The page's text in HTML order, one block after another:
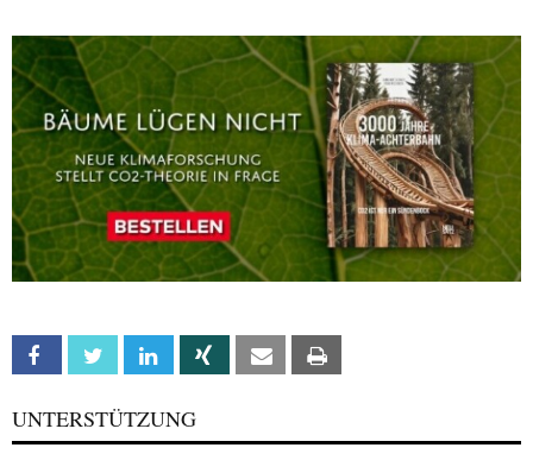
Facebook Twitter Linkedin Xing Email
UNTERSTÜTZUNG